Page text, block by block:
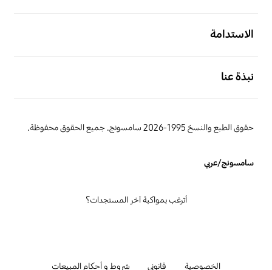
الاستدامة
نبذة عنا
حقوق الطبع والنسخ 1995-2026 سامسونج. جميع الحقوق محفوظة.
سامسونج/عربي
الخصوصية قانوني شروط و أحكام المبيعات
أترغب بمواكبة آخر المستجدات؟